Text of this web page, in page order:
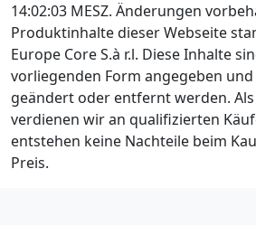
14:02:03 MESZ. Änderungen
Produktinhalte dieser Webseite
Europe Core S.à r.l. Diese Inhalte
vorliegenden Form angegeben
geändert oder entfernt werden.
verdienen wir an qualifizierten
entstehen keine Nachteile beim
Preis.